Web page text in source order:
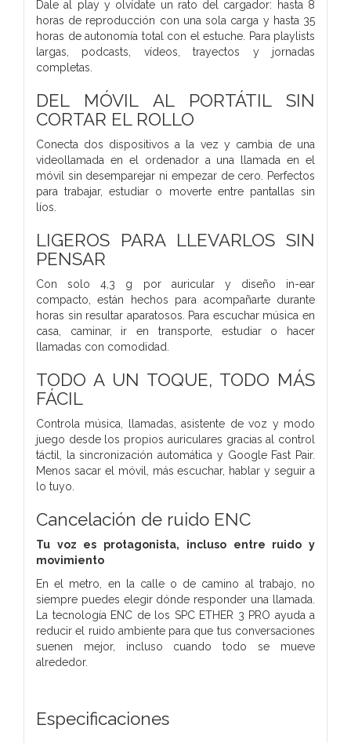
Dale al play y olvídate un rato del cargador: hasta 8
horas de reproducción con una sola carga y hasta 35
horas de autonomía total con el estuche. Para playlists
largas, podcasts, vídeos, trayectos y jornadas
completas.
DEL MÓVIL AL PORTÁTIL SIN
CORTAR EL ROLLO
Conecta dos dispositivos a la vez y cambia de una
videollamada en el ordenador a una llamada en el
móvil sin desemparejar ni empezar de cero. Perfectos
para trabajar, estudiar o moverte entre pantallas sin
líos.
LIGEROS PARA LLEVARLOS SIN
PENSAR
Con solo 4,3 g por auricular y diseño in-ear
compacto, están hechos para acompañarte durante
horas sin resultar aparatosos. Para escuchar música en
casa, caminar, ir en transporte, estudiar o hacer
llamadas con comodidad.
TODO A UN TOQUE, TODO MÁS
FÁCIL
Controla música, llamadas, asistente de voz y modo
juego desde los propios auriculares gracias al control
táctil, la sincronización automática y Google Fast Pair.
Menos sacar el móvil, más escuchar, hablar y seguir a
lo tuyo.
Cancelación de ruido ENC
Tu voz es protagonista, incluso entre ruido y
movimiento
En el metro, en la calle o de camino al trabajo, no
siempre puedes elegir dónde responder una llamada.
La tecnología ENC de los SPC ETHER 3 PRO ayuda a
reducir el ruido ambiente para que tus conversaciones
suenen mejor, incluso cuando todo se mueve
alrededor.
Especificaciones